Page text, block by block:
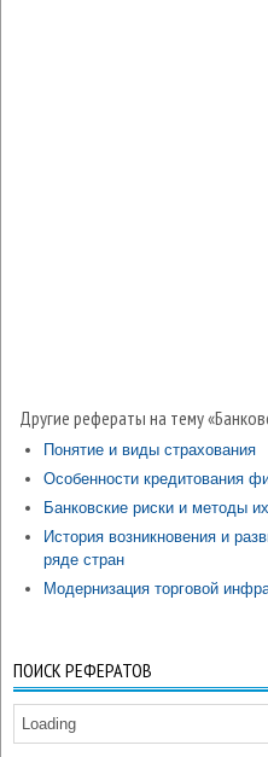
Другие рефераты на тему
Понятие и виды страхования
Особенности кредитования
Банковские риски и методы
История возникновения и
ряде стран
Модернизация торговой
ПОИСК РЕФЕРАТОВ
Loading